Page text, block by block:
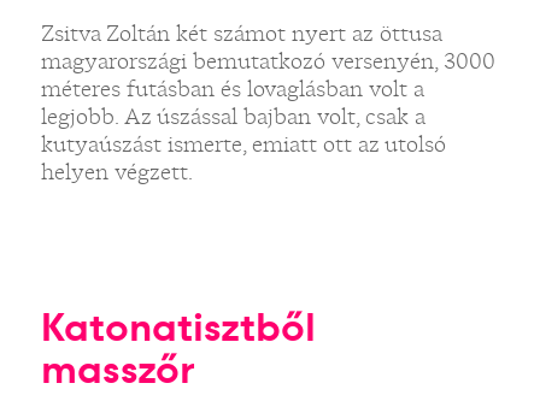
Zsitva Zoltán két számot nyert az öttusa
magyarországi bemutatkozó versenyén, 3000
méteres futásban és lovaglásban volt a
legjobb. Az úszással bajban volt, csak a
kutyaúszást ismerte, emiatt ott az utolsó
helyen végzett.
Katonatisztből
masszőr